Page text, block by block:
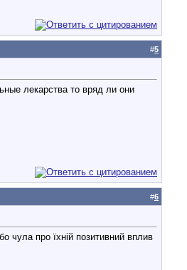
#5
лекарства то вряд ли они
#6
чула про їхній позитивний вплив